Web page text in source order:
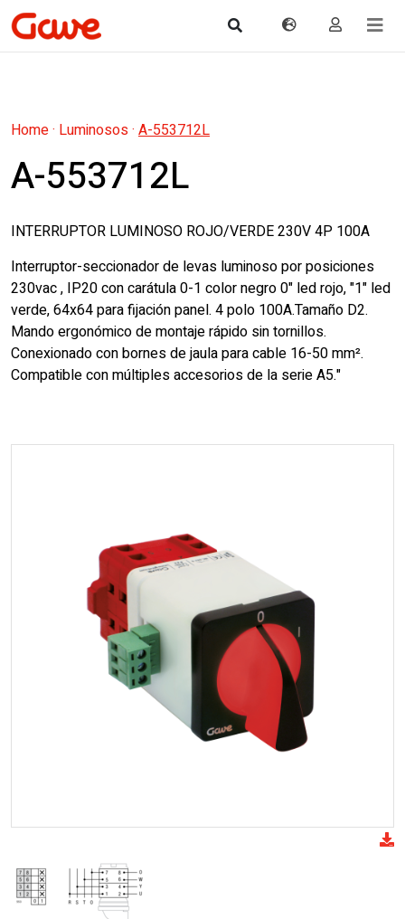
Home· Luminosos· A-553712L
A-553712L
INTERRUPTOR LUMINOSO ROJO/VERDE 230V 4P 100A
Interruptor-seccionador de levas luminoso por posiciones
230vac , IP20 con carátula 0-1 color negro 0" led rojo, "1" led
verde, 64x64 para fijación panel. 4 polo 100A.Tamaño D2.
Mando ergonómico de montaje rápido sin tornillos.
Conexionado con bornes de jaula para cable 16-50 mm².
Compatible con múltiples accesorios de la serie A5."